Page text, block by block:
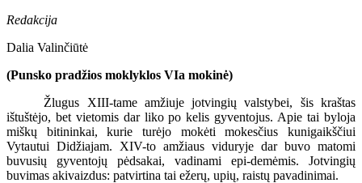
Redakcija
Dalia Valinčiūtė
(Punsko pradžios moklyklos VIa mokinė)
Žlugus XIII-tame amžiuje jotvingių valstybei, šis kraštas
ištuštėjo, bet vietomis dar liko po kelis gyventojus. Apie tai byloja
miškų bitininkai, kurie turėjo mokėti mokesčius kunigaikščiui
Vytautui Didžiajam. XIV-to amžiaus viduryje dar buvo matomi
buvusių gyventojų pėdsakai, vadinami epi-demėmis. Jotvingių
buvimas akivaizdus: patvirtina tai ežerų, upių, raistų pavadinimai.